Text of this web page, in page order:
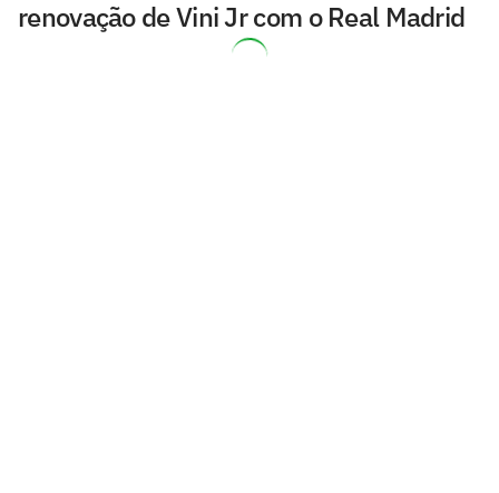
renovação de Vini Jr com o Real Madrid
Jogador do Barcelona cumpre promessa